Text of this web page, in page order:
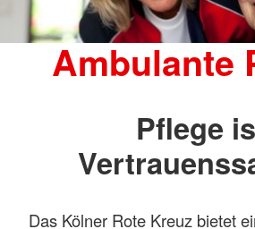
Ambulante
Pflege
Das Kölner Rote Kreuz bietet